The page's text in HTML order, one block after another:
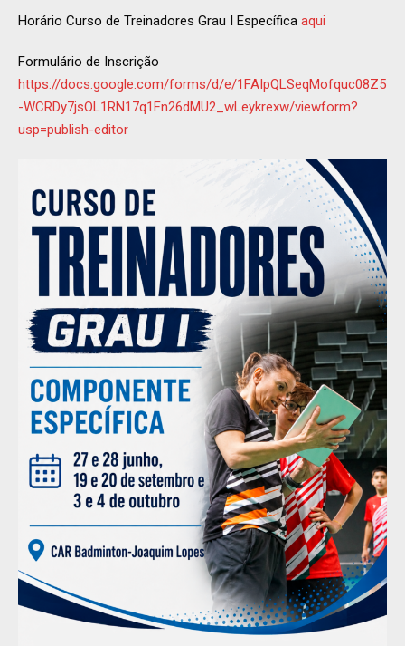
Horário Curso de Treinadores Grau I Específica aqui
Formulário de Inscrição
https://docs.google.com/forms/d/e/1FAIpQLSeqMofquc08Z5
-WCRDy7jsOL1RN17q1Fn26dMU2_wLeykrexw/viewform?
usp=publish-editor